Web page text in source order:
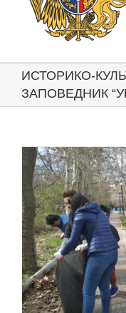
ИСТОРИКО-
ЗАПОВЕДНИК